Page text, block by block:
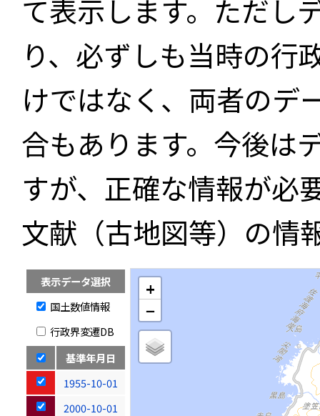
て表示します。ただし
り、必ずしも当時の行
けではなく、両者のデ
合もあります。今後は
すが、正確な情報が必
文献（古地図等）の情
表示データ選択
国土数値情報
行政界変遷DB
基準年月日
1955-10-01
2000-10-01
+
−